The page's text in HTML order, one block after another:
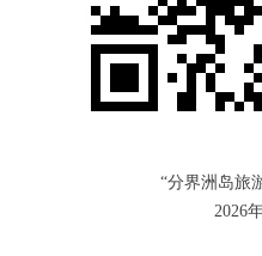
“分界洲岛旅
2026